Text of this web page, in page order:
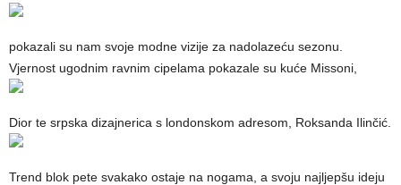
pokazali su nam svoje modne vizije za nadolazeću sezonu.
Vjernost ugodnim ravnim cipelama pokazale su kuće Missoni,
Dior te srpska dizajnerica s londonskom adresom, Roksanda Ilinčić.
Trend blok pete svakako ostaje na nogama, a svoju najljepšu ideju